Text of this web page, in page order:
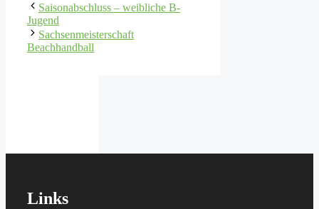
Saisonabschluss – weibliche B-
Jugend
Sachsenmeisterschaft
Beachhandball
Links